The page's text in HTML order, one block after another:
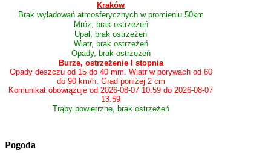
Kraków
Brak wyładowań atmosferycznych w promieniu 50km
Mróz, brak ostrzeżeń
Upał, brak ostrzeżeń
Wiatr, brak ostrzeżeń
Opady, brak ostrzeżeń
Burze, ostrzeżenie I stopnia
Opady deszczu od 15 do 40 mm. Wiatr w porywach od 60
do 90 km/h. Grad poniżej 2 cm
Komunikat obowiązuje od 2026-08-07 10:59 do 2026-08-07
13:59
Trąby powietrzne, brak ostrzeżeń
Pogoda